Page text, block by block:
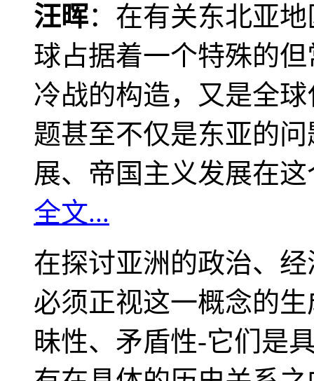
汪晖：在有关东北亚
球占据着一个特殊的
冷战的构造，又是全
题甚至不仅是东亚的
展、帝国主义发展在
全文...
在探讨亚洲的政治、
必须正视这一概念的
昧性、矛盾性-它们是